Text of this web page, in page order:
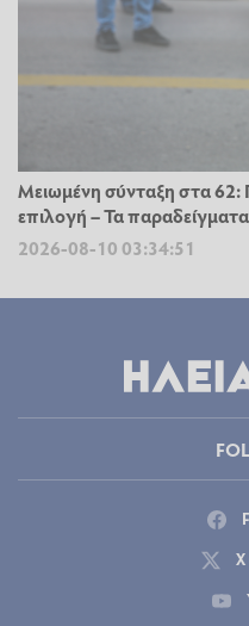
Μειωμένη σύνταξη στα 62:
επιλογή – Τα
2026-08-10 03:34:51